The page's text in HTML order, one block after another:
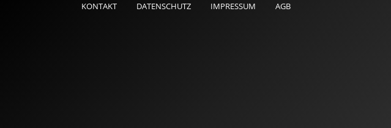
KONTAKT DATENSCHUTZ IMPRESSUM AGB